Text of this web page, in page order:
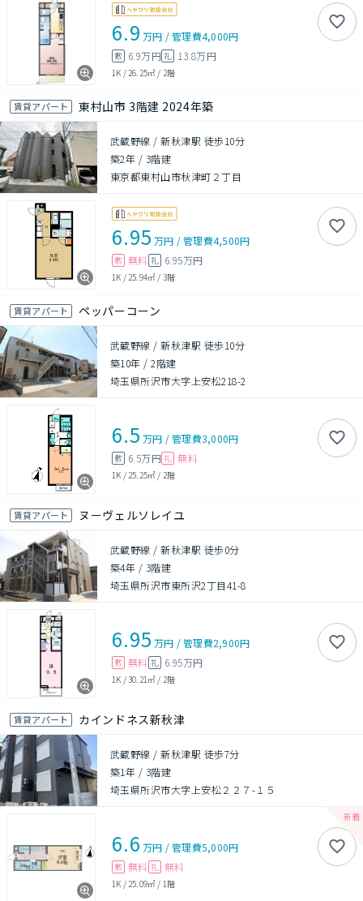
6.9 万円 /管理費4,000円
敷 6.9万円礼 13.8万円
1K /26.25㎡ / 2階
賃貸アパート 東村山市 3階建 2024年築
武蔵野線 / 新秋津駅 徒歩10分
築2年 / 3階建
東京都東村山市秋津町２丁目
6.95 万円 /管理費4,500円
敷 無料 礼 6.95万円
1K /25.94㎡ / 3階
賃貸アパート ペッパーコーン
武蔵野線 / 新秋津駅 徒歩10分
築10年 /2階建
埼玉県所沢市大字上安松218-2
6.5 万円 /管理費3,000円
敷 6.5万円 礼 無料
1K / 25.25㎡ / 2階
賃貸アパート ヌーヴェルソレイユ
武蔵野線 / 新秋津駅 徒歩0分
築4年 / 3階建
埼玉県所沢市東所沢2丁目41-8
6.95 万円 /管理費2,900円
敷 無料 礼 6.95万円
1K /30.21㎡ / 2階
賃貸アパート カインドネス新秋津
武蔵野線 / 新秋津駅 徒歩7分
築1年 / 3階建
埼玉県所沢市大字上安松２２７-１５
6.6 万円 /管理費5,000円
敷 無料 礼 無料
1K / 25.09㎡ / 1階